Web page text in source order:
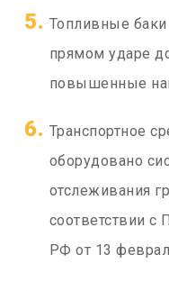
Топливные
прямом ударе
повышенные
Транспортное
оборудовано
отслеживания
соответствии с
РФ от 13